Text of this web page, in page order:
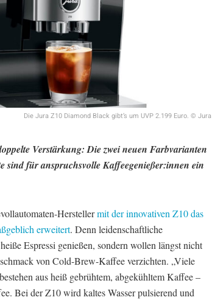
Die Jura Z10 Diamond Black gibt’s um UVP 2.199 Euro. © Jura
Verstärkung: Die zwei neuen Farbvarianten
für anspruchsvolle Kaffeegenießer:innen ein
Herstellermit der innovativen Z10 das
erweitert. Denn leidenschaftliche
Espressi genießen, sondern wollen längst nicht
von Cold-Brew-Kaffee verzichten. „Viele
aus heiß gebrühtem, abgekühltem Kaffee –
Bei der Z10 wird kaltes Wasser pulsierend und